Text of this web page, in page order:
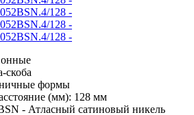
скоба
формы
(мм): 128 мм
- Атласный сатиновый никель